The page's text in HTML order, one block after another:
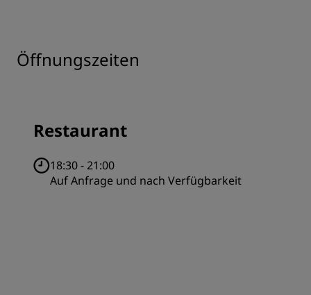
Öffnungszeiten
Restaurant
18:30 - 21:00
Auf Anfrage und nach Verfügbarkeit